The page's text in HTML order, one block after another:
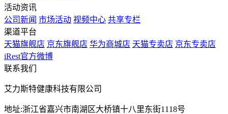
活动资讯
公司新闻 市场活动 视频中心 共享专栏
渠道平台
天猫旗舰店 京东旗舰店 华为商城店 天猫专卖店 京东专卖店
iRest官方微博
联系我们
艾力斯特健康科技有限公司
地址:浙江省嘉兴市南湖区大桥镇十八里东街1118号